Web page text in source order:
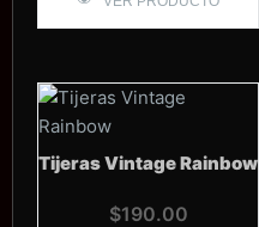
Tijeras Vintage Rainbow
$190.00